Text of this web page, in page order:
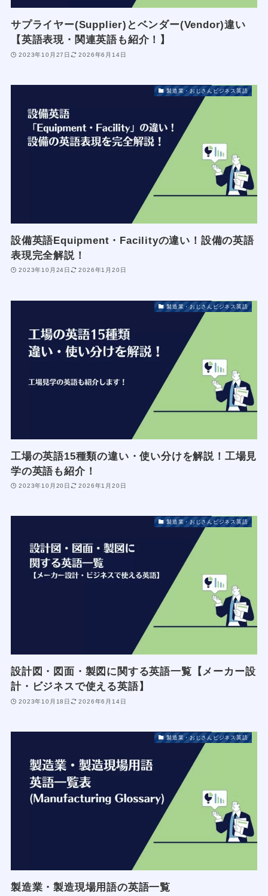
サプライヤー(Supplier)とベンダー(Vendor)違い
【英語表現・関連英語も紹介！】
2023年10月27日 2026年6月14日
製造業・おじさんビジネス英語
設備英語Equipment・Facilityの違い！設備の英語
表現完全解説！
2023年10月24日 2026年1月20日
製造業・おじさんビジネス英語
工場の英語15種類の違い・使い分けを解説！工場見
学の英語も紹介！
2023年10月20日 2026年1月20日
製造業・おじさんビジネス英語
設計図・図面・製図に関する英語一覧【メーカー設
計・ビジネスで使える英語】
2023年10月18日 2026年6月14日
製造業・おじさんビジネス英語
製造業・製造現場用語の英語一覧